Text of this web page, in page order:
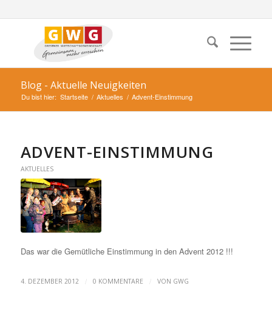
Blog - Aktuelle Neuigkeiten
Du bist hier: Startseite / Aktuelles / Advent-Einstimmung
ADVENT-EINSTIMMUNG
AKTUELLES
Das war die Gemütliche Einstimmung in den Advent 2012 !!!
4. DEZEMBER 2012 0 KOMMENTARE VON GWG